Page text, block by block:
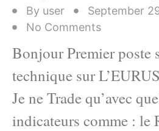
By user
September
No Comments
Bonjour Premier poste
technique sur
Je ne Trade qu’avec
indicateurs comme : le